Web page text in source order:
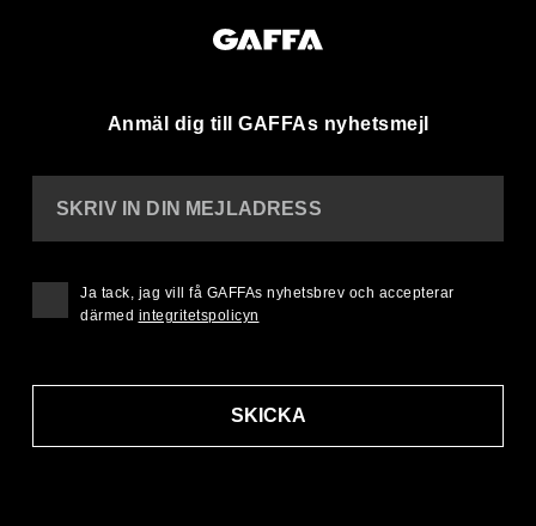
Anmäl dig till GAFFAs nyhetsmejl
SKRIV IN DIN MEJLADRESS
SKICKA
Ja tack, jag vill få GAFFAs nyhetsbrev och accepterar
därmed integritetspolicyn